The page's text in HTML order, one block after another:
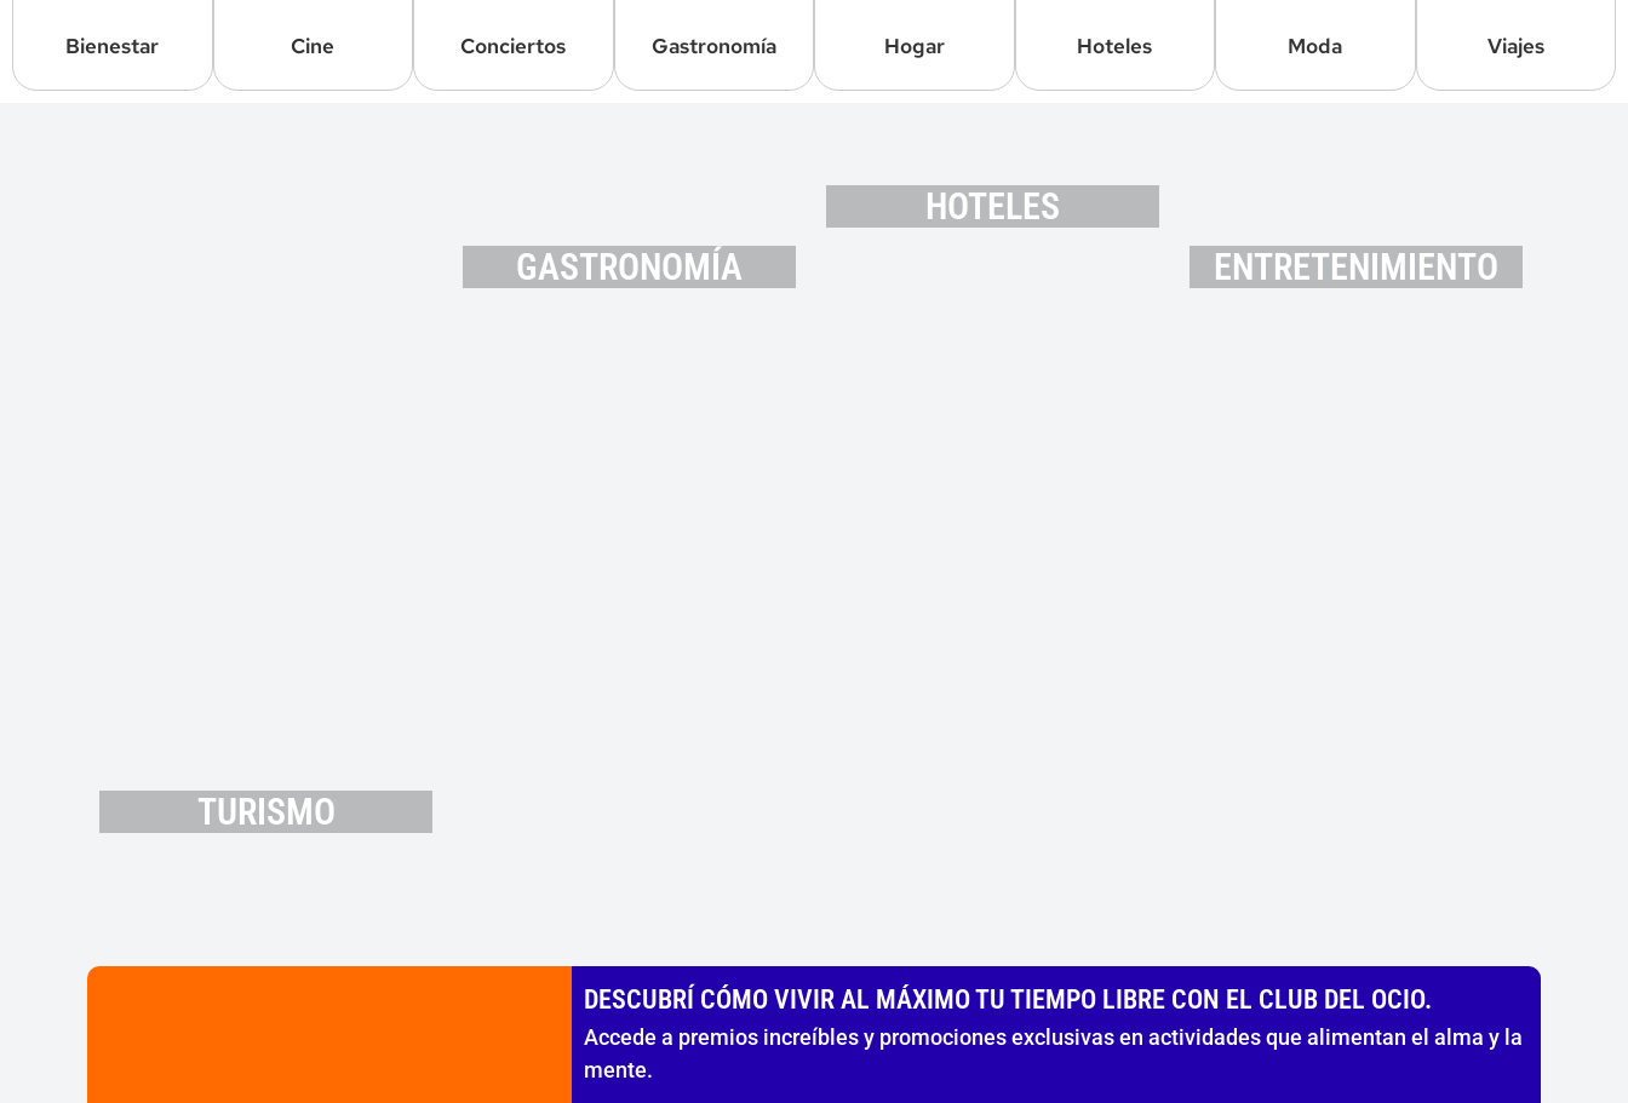
Bienestar Cine Conciertos Gastronomía Hogar Hoteles Moda Viajes
TURISMO
GASTRONOMÍA
HOTELES
ENTRETENIMIENTO
DESCUBRÍ CÓMO VIVIR AL MÁXIMO TU TIEMPO LIBRE CON EL CLUB DEL OCIO.
Accede a premios increíbles y promociones exclusivas en actividades que alimentan el alma y la
mente.